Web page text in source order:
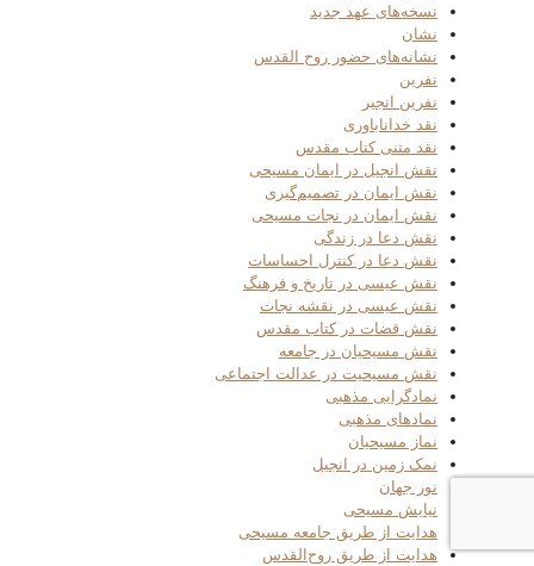
نسخه‌های عهد جدید
نشان
نشانه‌های حضور روح القدس
نفرین
نفرین انجیر
نقد خداناباوری
نقد متنی کتاب مقدس
نقش انجیل در ایمان مسیحی
نقش ایمان در تصمیم‌گیری
نقش ایمان در نجات مسیحی
نقش دعا در زندگی
نقش دعا در کنترل احساسات
نقش عیسی در تاریخ و فرهنگ
نقش عیسی در نقشه نجات
نقش قضات در کتاب مقدس
نقش مسیحیان در جامعه
نقش مسیحیت در عدالت اجتماعی
نمادگرایی مذهبی
نمادهای مذهبی
نماز مسیحیان
نمک زمین در انجیل
نور جهان
نیایش مسیحی
هدایت از طریق جامعه مسیحی
هدایت از طریق روح‌القدس